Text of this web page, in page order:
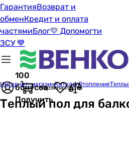
ГарантияВозврат и
обменКредит и оплата
частямиБлог💛 Допомогти
ЗСУ 💙
100
бонусов
Получить
Корзина пуста
Интернет-магазинКаталогОтопление
Теплый пол для